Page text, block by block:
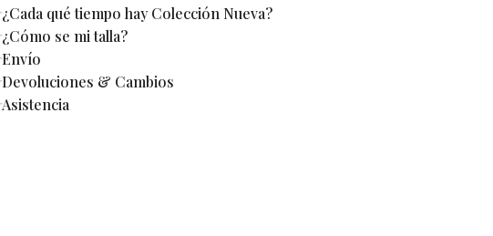
¿Cada qué tiempo hay Colección Nueva?
¿Cómo se mi talla?
Envío
Devoluciones & Cambios
Asistencia